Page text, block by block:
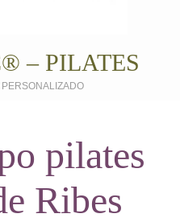
– PILATES
pilates
Ribes